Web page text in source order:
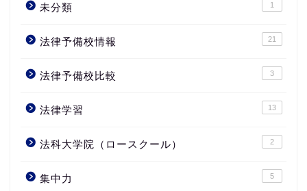
未分類 1
法律予備校情報 21
法律予備校比較 3
法律学習 13
法科大学院（ロースクール） 2
集中力 5